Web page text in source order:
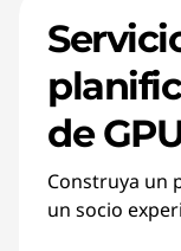
de
Construya un
un socio